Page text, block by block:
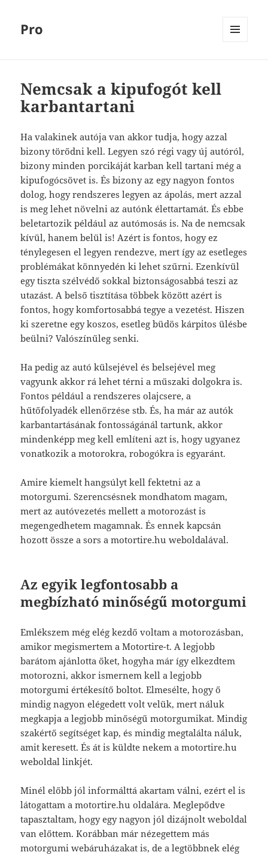
Pro
Nemcsak a kipufogót kell
karbantartani
Ha valakinek autója van akkor tudja, hogy azzal
bizony törődni kell. Legyen szó régi vagy új autóról,
bizony minden porcikáját karban kell tartani még a
kipufogócsövet is. És bizony az egy nagyon fontos
dolog, hogy rendszeres legyen az ápolás, mert azzal
is meg lehet növelni az autónk élettartamát. És ebbe
beletartozik például az autómosás is. Na de nemcsak
kívül, hanem belül is! Azért is fontos, hogy ez
ténylegesen el legyen rendezve, mert így az esetleges
problémákat könnyedén ki lehet szűrni. Ezenkívül
egy tiszta szélvédő sokkal biztonságosabbá teszi az
utazást. A belső tisztítása többek között azért is
fontos, hogy komfortosabbá tegye a vezetést. Hiszen
ki szeretne egy koszos, esetleg büdös kárpitos ülésbe
beülni? Valószínűleg senki.
Ha pedig az autó külsejével és belsejével meg
vagyunk akkor rá lehet térni a műszaki dolgokra is.
Fontos például a rendszeres olajcsere, a
hűtőfolyadék ellenőrzése stb. És, ha már az autók
karbantartásának fontosságánál tartunk, akkor
mindenképp meg kell említeni azt is, hogy ugyanez
vonatkozik a motorokra, robogókra is egyaránt.
Amire kiemelt hangsúlyt kell fektetni az a
motorgumi. Szerencsésnek mondhatom magam,
mert az autóvezetés mellett a motorozást is
megengedhetem magamnak. És ennek kapcsán
hozott össze a sors a motortire.hu weboldalával.
Az egyik legfontosabb a
megbízható minőségű motorgumi
Emlékszem még elég kezdő voltam a motorozásban,
amikor megismertem a Motortire-t. A legjobb
barátom ajánlotta őket, hogyha már így elkezdtem
motorozni, akkor ismernem kell a legjobb
motorgumi értékesítő boltot. Elmesélte, hogy ő
mindig nagyon elégedett volt velük, mert náluk
megkapja a legjobb minőségű motorgumikat. Mindig
szakértő segítséget kap, és mindig megtalálta náluk,
amit keresett. És át is küldte nekem a motortire.hu
weboldal linkjét.
Minél előbb jól informálttá akartam válni, ezért el is
látogattam a motortire.hu oldalára. Meglepődve
tapasztaltam, hogy egy nagyon jól dizájnolt weboldal
van előttem. Korábban már nézegettem más
motorgumi webáruházakat is, de a legtöbbnek elég